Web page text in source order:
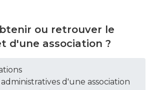
ou retrouver le
d'une association ?
d'une association